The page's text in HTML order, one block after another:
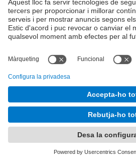
Directori UPC
Formulari de contacte
Gabinet de Planificació,
Desenvolupat amb